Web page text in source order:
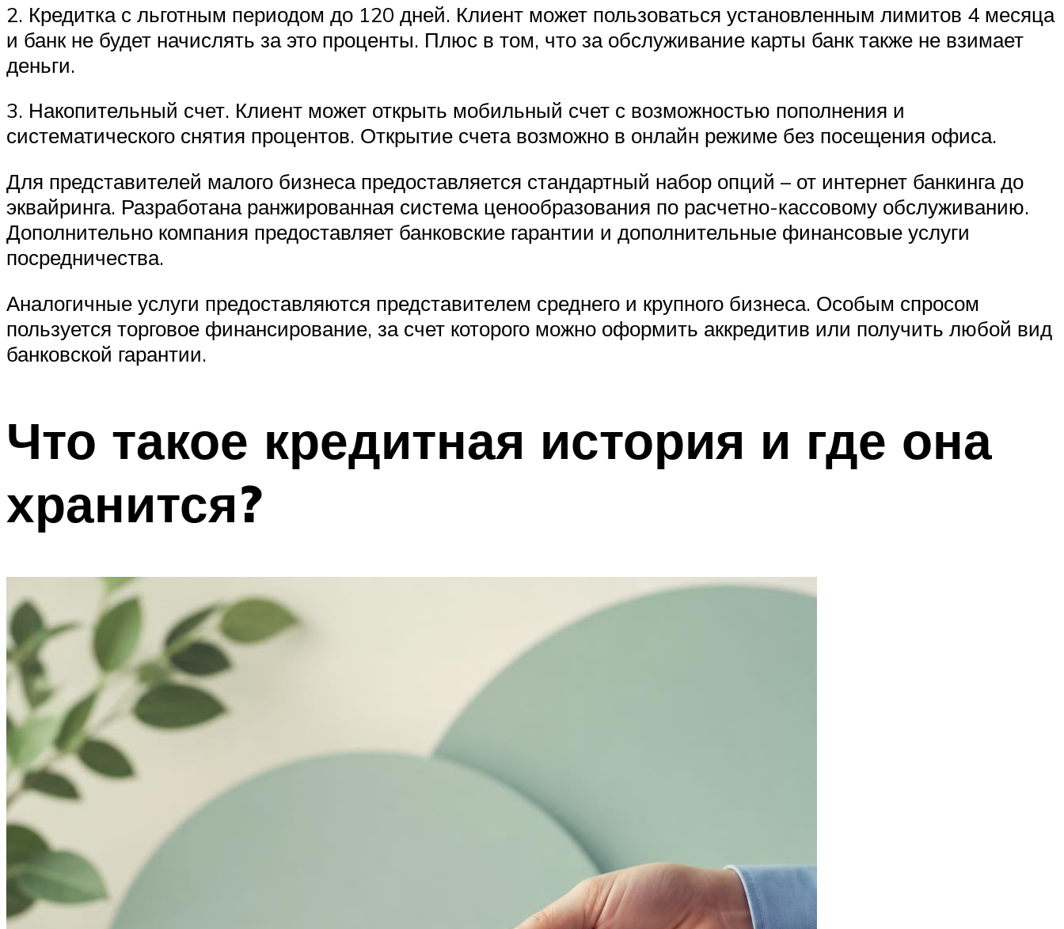
2. Кредитка с льготным периодом до 120 дней. Клиент может пользоваться установленным лимитов 4 месяца
и банк не будет начислять за это проценты. Плюс в том, что за обслуживание карты банк также не взимает
деньги.
3. Накопительный счет. Клиент может открыть мобильный счет с возможностью пополнения и
систематического снятия процентов. Открытие счета возможно в онлайн режиме без посещения офиса.
Для представителей малого бизнеса предоставляется стандартный набор опций – от интернет банкинга до
эквайринга. Разработана ранжированная система ценообразования по расчетно-кассовому обслуживанию.
Дополнительно компания предоставляет банковские гарантии и дополнительные финансовые услуги
посредничества.
Аналогичные услуги предоставляются представителем среднего и крупного бизнеса. Особым спросом
пользуется торговое финансирование, за счет которого можно оформить аккредитив или получить любой вид
банковской гарантии.
Что такое кредитная история и где она
хранится?